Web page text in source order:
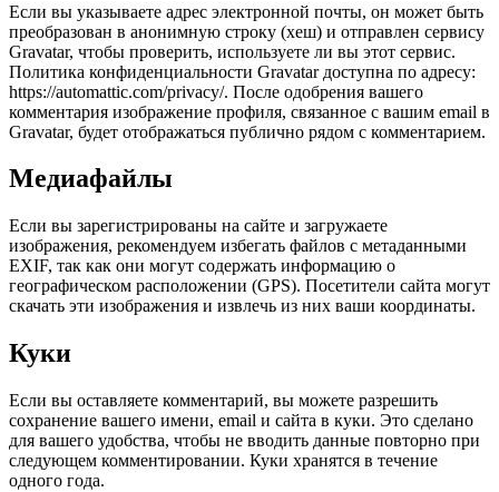
Если вы указываете адрес электронной почты, он может быть
преобразован в анонимную строку (хеш) и отправлен сервису
Gravatar, чтобы проверить, используете ли вы этот сервис.
Политика конфиденциальности Gravatar доступна по адресу:
https://automattic.com/privacy/. После одобрения вашего
комментария изображение профиля, связанное с вашим email в
Gravatar, будет отображаться публично рядом с комментарием.
Медиафайлы
Если вы зарегистрированы на сайте и загружаете
изображения, рекомендуем избегать файлов с метаданными
EXIF, так как они могут содержать информацию о
географическом расположении (GPS). Посетители сайта могут
скачать эти изображения и извлечь из них ваши координаты.
Куки
Если вы оставляете комментарий, вы можете разрешить
сохранение вашего имени, email и сайта в куки. Это сделано
для вашего удобства, чтобы не вводить данные повторно при
следующем комментировании. Куки хранятся в течение
одного года.